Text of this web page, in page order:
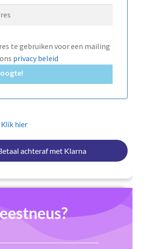
te gebruiken voor een mailing
privacy beleid
hier
achteraf met Klarna